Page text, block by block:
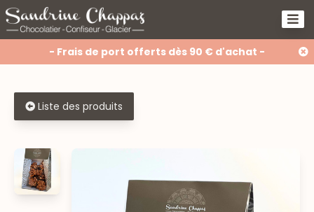
- Frais de port offerts dès 90 € d'achat -
Liste des produits